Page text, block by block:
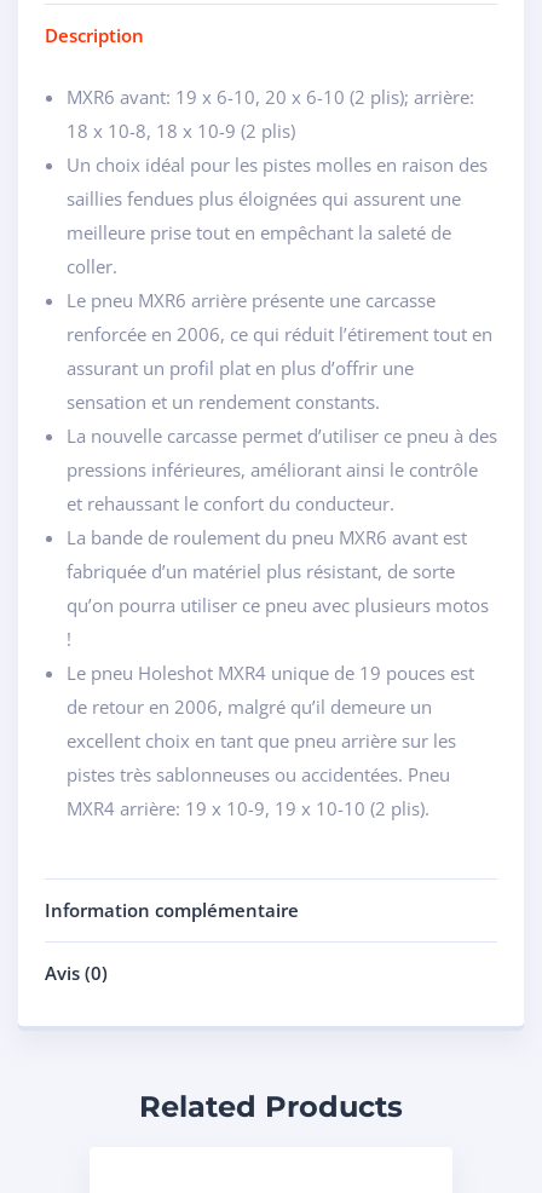
Description
MXR6 avant: 19 x 6-10, 20 x 6-10 (2 plis); arrière:
18 x 10-8, 18 x 10-9 (2 plis)
Un choix idéal pour les pistes molles en raison des
saillies fendues plus éloignées qui assurent une
meilleure prise tout en empêchant la saleté de
coller.
Le pneu MXR6 arrière présente une carcasse
renforcée en 2006, ce qui réduit l’étirement tout en
assurant un profil plat en plus d’offrir une
sensation et un rendement constants.
La nouvelle carcasse permet d’utiliser ce pneu à des
pressions inférieures, améliorant ainsi le contrôle
et rehaussant le confort du conducteur.
La bande de roulement du pneu MXR6 avant est
fabriquée d’un matériel plus résistant, de sorte
qu’on pourra utiliser ce pneu avec plusieurs motos
!
Le pneu Holeshot MXR4 unique de 19 pouces est
de retour en 2006, malgré qu’il demeure un
excellent choix en tant que pneu arrière sur les
pistes très sablonneuses ou accidentées. Pneu
MXR4 arrière: 19 x 10-9, 19 x 10-10 (2 plis).
Information complémentaire
Avis (0)
Related Products